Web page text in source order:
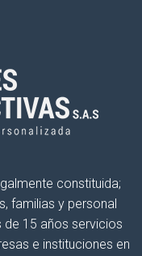
constituida;
familias y personal
15 años servicios
e instituciones en